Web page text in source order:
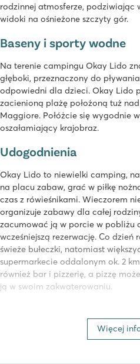
rodzinnej atmosferze, podziwiając
widoki na ośnieżone szczyty gór.
Baseny i sporty wodne
Na terenie campingu Okay Lido
głęboki, przeznaczony do
odpowiedni dla dzieci. Okay Lido
zacienioną plażę położoną tuż
Maggiore. Połóżcie się wygodnie
oszałamiający krajobraz.
Udogodnienia
Okay Lido to niewielki camping,
na placu zabaw, grać w piłkę
czas z rówieśnikami. Wieczorem
organizuje zabawy dla całej
zacumować ją w porcie w pobliżu
wcześniejszą rezerwację. Co
świeże bułeczki, natomiast
supermarkecie oddalonym ok. 2
również bar i pizzerię, a pizzę
ją w swoim zakwaterowaniu.
Camping Okay Lido to świetne
Więcej